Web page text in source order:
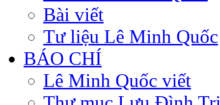
Bài viết
Tư liệu Lê Minh Quốc
BÁO CHÍ
Lê Minh Quốc viết